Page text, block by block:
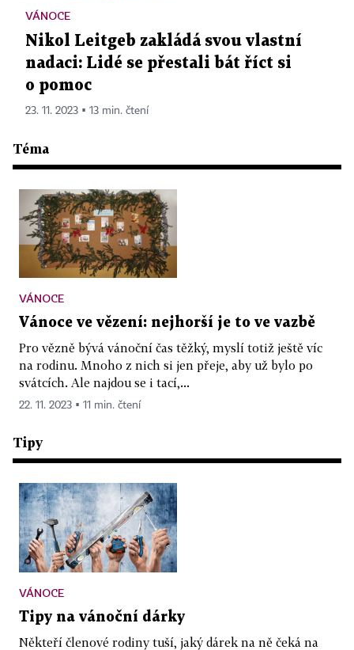
Nikol Leitgeb zakládá svou vlastní
nadaci: Lidé se přestali bát říct si
o pomoc
VÁNOCE
23. 11. 2023 ▪ 13 min. čtení
Téma
VÁNOCE
Vánoce ve vězení: nejhorší je to ve vazbě
Pro vězně bývá vánoční čas těžký, myslí totiž ještě víc
na rodinu. Mnoho z nich si jen přeje, aby už bylo po
svátcích. Ale najdou se i tací,...
22. 11. 2023 ▪ 11 min. čtení
Tipy
VÁNOCE
Tipy na vánoční dárky
Někteří členové rodiny tuší, jaký dárek na ně čeká na